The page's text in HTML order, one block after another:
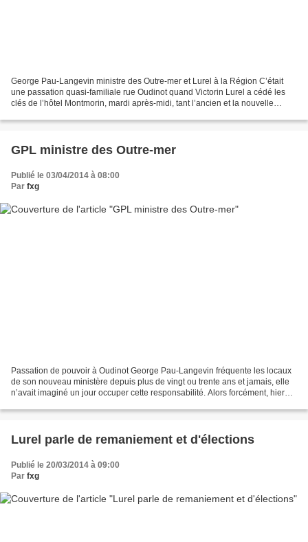
George Pau-Langevin ministre des Outre-mer et Lurel à la Région C’était
une passation quasi-familiale rue Oudinot quand Victorin Lurel a cédé les
clés de l’hôtel Montmorin, mardi après-midi, tant l’ancien et la nouvelle
GPL ministre des Outre-mer
Publié le 03/04/2014 à 08:00
Par fxg
Passation de pouvoir à Oudinot George Pau-Langevin fréquente les locaux
de son nouveau ministère depuis plus de vingt ou trente ans et jamais, elle
n’avait imaginé un jour occuper cette responsabilité. Alors forcément, hier
Lurel parle de remaniement et d'élections
Publié le 20/03/2014 à 09:00
Par fxg